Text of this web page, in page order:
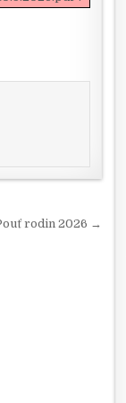
rodin 2026 →